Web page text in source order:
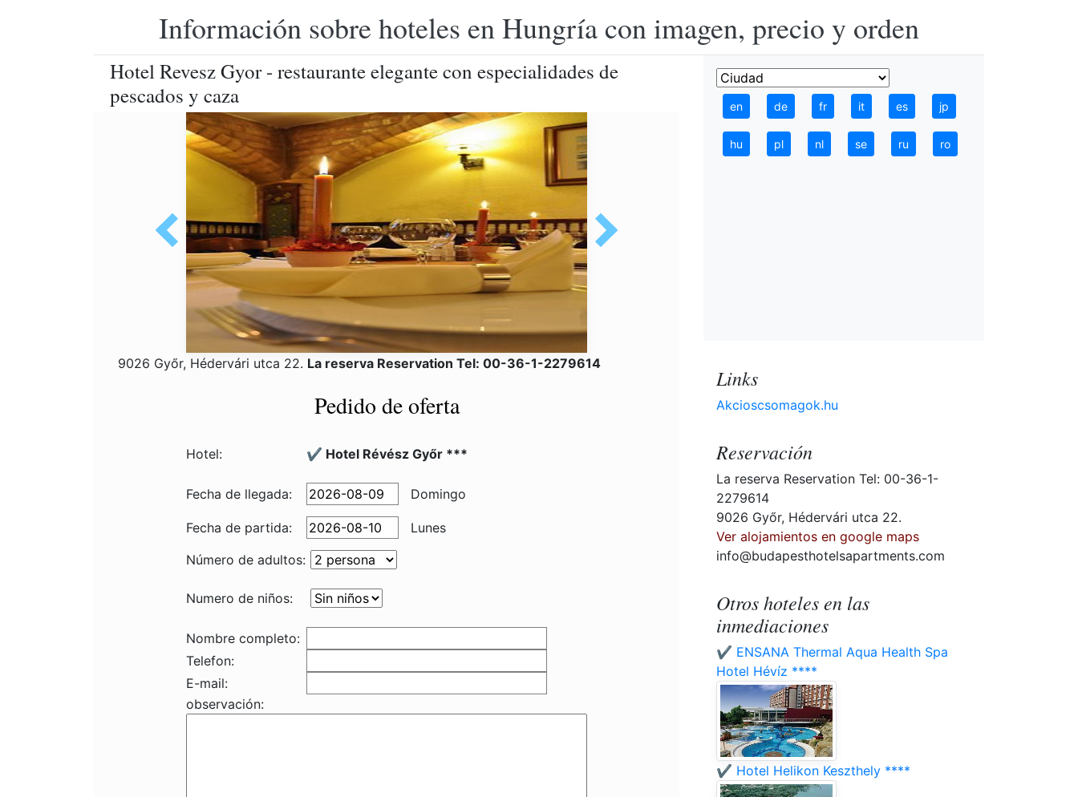
Información sobre hoteles en Hungría con imagen, precio y orden
Hotel Revesz Gyor - restaurante elegante con especialidades de
pescados y caza
9026 Győr, Hédervári utca 22. La reserva Reservation Tel: 00-36-1-2279614
Pedido de oferta
Hotel: ✔️ Hotel Révész Győr ***
Fecha de llegada: Domingo
Fecha de partida:
Lunes
Número de adultos:
Numero de niños:
Nombre completo:
Telefon:
E-mail:
observación:
en de fr it es jp
hu pl nl se ru ro
Links
Akcioscsomagok.hu
Reservación
La reserva Reservation Tel: 00-36-1-
2279614
9026 Győr, Hédervári utca 22.
Ver alojamientos en google maps
info@budapesthotelsapartments.com
Otros hoteles en las
inmediaciones
✔️ ENSANA Thermal Aqua Health Spa
Hotel Hévíz ****
✔️ Hotel Helikon Keszthely ****